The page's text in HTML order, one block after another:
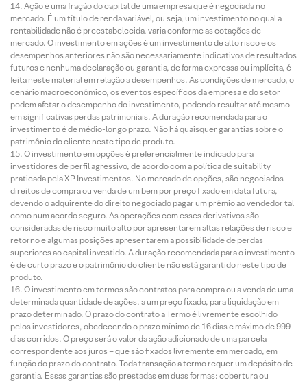
Ação é uma fração do capital de uma empresa que é negociada no
mercado. É um título de renda variável, ou seja, um investimento no qual a
rentabilidade não é preestabelecida, varia conforme as cotações de
mercado. O investimento em ações é um investimento de alto risco e os
desempenhos anteriores não são necessariamente indicativos de resultados
futuros e nenhuma declaração ou garantia, de forma expressa ou implícita, é
feita neste material em relação a desempenhos. As condições de mercado, o
cenário macroeconômico, os eventos específicos da empresa e do setor
podem afetar o desempenho do investimento, podendo resultar até mesmo
em significativas perdas patrimoniais. A duração recomendada para o
investimento é de médio-longo prazo. Não há quaisquer garantias sobre o
patrimônio do cliente neste tipo de produto.
O investimento em opções é preferencialmente indicado para
investidores de perfil agressivo, de acordo com a política de suitability
praticada pela XP Investimentos. No mercado de opções, são negociados
direitos de compra ou venda de um bem por preço fixado em data futura,
devendo o adquirente do direito negociado pagar um prêmio ao vendedor tal
como num acordo seguro. As operações com esses derivativos são
consideradas de risco muito alto por apresentarem altas relações de risco e
retorno e algumas posições apresentarem a possibilidade de perdas
superiores ao capital investido. A duração recomendada para o investimento
é de curto prazo e o patrimônio do cliente não está garantido neste tipo de
produto.
O investimento em termos são contratos para compra ou a venda de uma
determinada quantidade de ações, a um preço fixado, para liquidação em
prazo determinado. O prazo do contrato a Termo é livremente escolhido
pelos investidores, obedecendo o prazo mínimo de 16 dias e máximo de 999
dias corridos. O preço será o valor da ação adicionado de uma parcela
correspondente aos juros – que são fixados livremente em mercado, em
função do prazo do contrato. Toda transação a termo requer um depósito de
garantia. Essas garantias são prestadas em duas formas: cobertura ou